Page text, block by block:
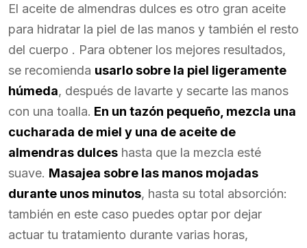
El aceite de almendras dulces es otro gran aceite
para hidratar la piel de las manos y también el resto
del cuerpo . Para obtener los mejores resultados,
se recomienda usarlo sobre la piel ligeramente
húmeda, después de lavarte y secarte las manos
con una toalla. En un tazón pequeño, mezcla una
cucharada de miel y una de aceite de
almendras dulces hasta que la mezcla esté
suave. Masajea sobre las manos mojadas
durante unos minutos, hasta su total absorción:
también en este caso puedes optar por dejar
actuar tu tratamiento durante varias horas,